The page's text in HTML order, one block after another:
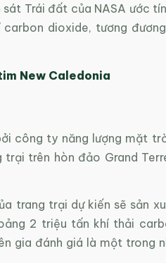
Trái đất của NASA ước
dioxide, tương
New Caledonia
công ty năng lượng mặt
trên hòn đảo Grand
trang trại dự kiến sẽ sản
2 triệu tấn khí thải
gia đánh giá là một trong